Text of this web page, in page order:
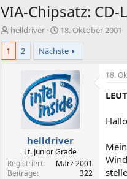
VIA-Chipsatz:
E
r
t
helldriver
E
r
s
t
e
l
t
a
m
18. Oktober 2001
1
2 Nächste
helldriver
Lt. Junior Grade
Registriert
März 2001
Beiträge
322
18.